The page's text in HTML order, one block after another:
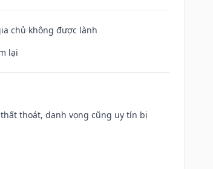
chủ không được lành
lại
thoát, danh vọng cũng uy tín bị